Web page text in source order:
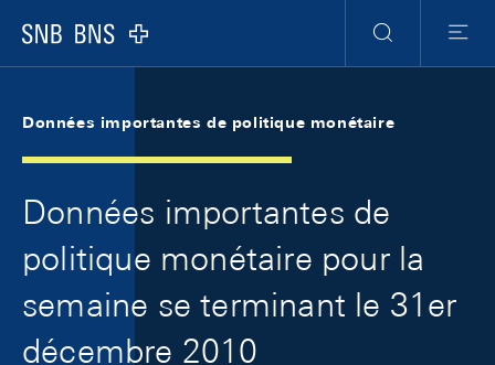
Logo
RechercheMenu
Données importantes de politique monétaire
Données importantes de
politique monétaire pour la
semaine se terminant le 31er
décembre 2010